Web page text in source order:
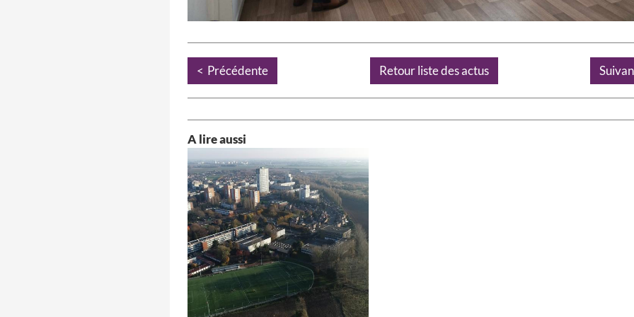
Précédente Retour liste des actus
A lire aussi